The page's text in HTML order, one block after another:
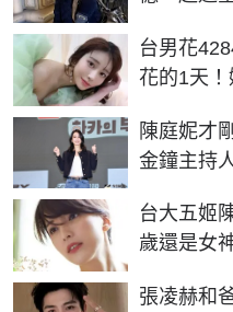
台男花
花的1天
陳庭妮才
金鐘主持
台大五姬
歲還是女
張凌赫和